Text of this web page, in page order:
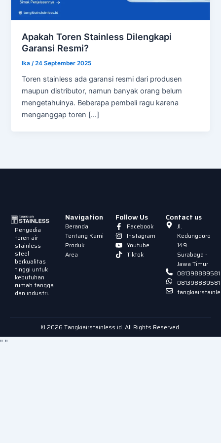
Apakah Toren Stainless Dilengkapi
Garansi Resmi?
Ika /24 September 2025
Toren stainless ada garansi resmi dari produsen
maupun distributor, namun banyak orang belum
mengetahuinya. Beberapa pembeli ragu karena
menganggap toren […]
Penyedia
toren air
stainless
steel
berkualitas
tinggi untuk
kebutuhan
rumah tangga
dan industri.
Navigation
Beranda
Tentang Kami
Produk
Area
Follow Us
Facebook
Instagram
Youtube
Tiktok
Contact us
Jl.
Kedungdoro
149
Surabaya -
Jawa Timur
081398889581
081398889581
© 2026 Tangkiairstainless.id. All Rights Reserved.
" "